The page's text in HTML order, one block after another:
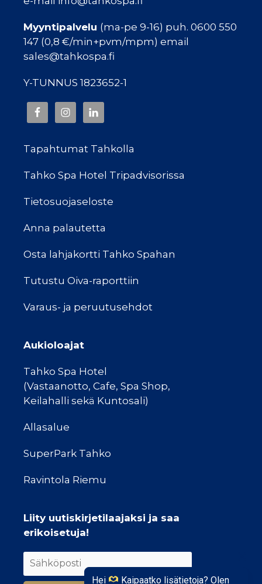
Hei Kaipaatko lisätietoja? Olen
Myyntipalvelu (ma-pe 9-16) puh. 0600 550
147 (0,8 €/min+pvm/mpm) email
sales@tahkospa.fi
Y-TUNNUS 1823652-1
Tapahtumat Tahkolla
Tahko Spa Hotel Tripadvisorissa
Tietosuojaseloste
Anna palautetta
Osta lahjakortti Tahko Spahan
Tutustu Oiva-raporttiin
Varaus- ja peruutusehdot
Aukioloajat
Tahko Spa Hotel
(Vastaanotto, Cafe, Spa Shop,
Keilahalli sekä Kuntosali)
Allasalue
SuperPark Tahko
Ravintola Riemu
Liity uutiskirjetilaajaksi ja saa
erikoisetuja!